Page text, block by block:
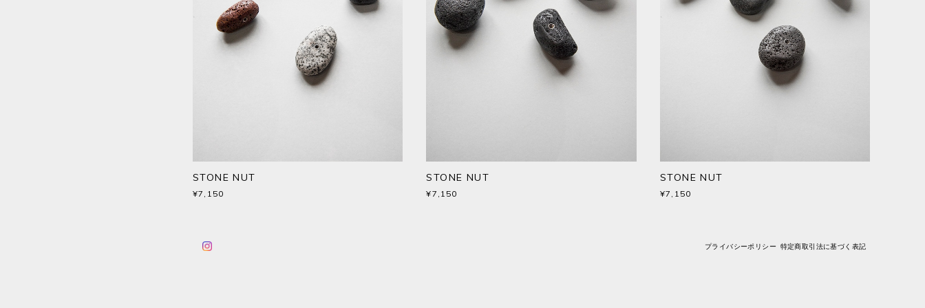
STONE NUT
¥7,150
STONE NUT
¥7,150
STONE NUT
¥7,150
プライバシーポリシー 特定商取引法に基づく表記